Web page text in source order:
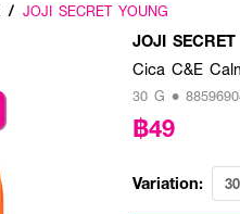
/ JOJI SECRET YOUNG
JOJI
Cica C&E
30 G •
฿49
Variation: